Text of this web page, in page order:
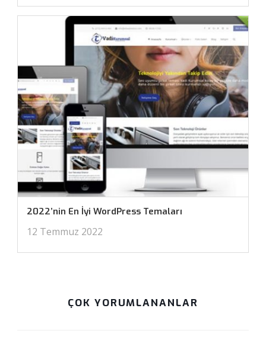
2022’nin En İyi WordPress Temaları
12 Temmuz 2022
ÇOK YORUMLANANLAR